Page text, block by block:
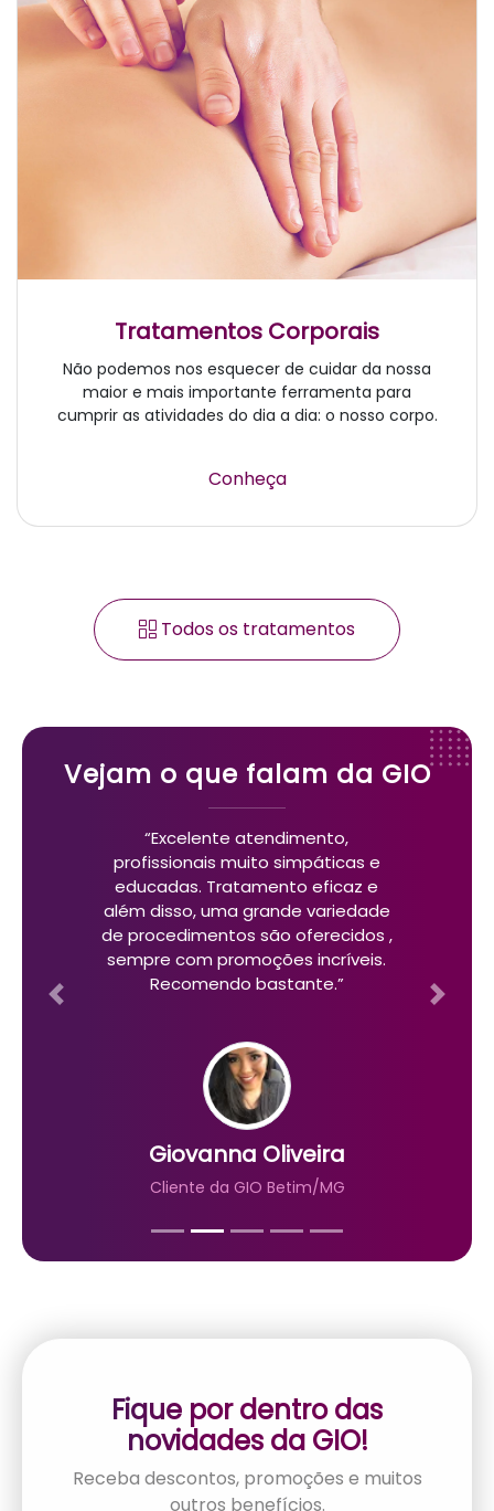
Tratamentos Corporais
Não podemos nos esquecer de cuidar da nossa
maior e mais importante ferramenta para
cumprir as atividades do dia a dia: o nosso corpo.
Conheça
Todos os tratamentos
Vejam o que falam da GIO
“Excelente atendimento,
profissionais muito simpáticas e
educadas. Tratamento eficaz e
além disso, uma grande variedade
de procedimentos são oferecidos ,
sempre com promoções incríveis.
Recomendo bastante.”
Giovanna Oliveira
Cliente da GIO Betim/MG
Previous Next
Fique por dentro das
novidades da GIO!
Receba descontos, promoções e muitos
outros benefícios.